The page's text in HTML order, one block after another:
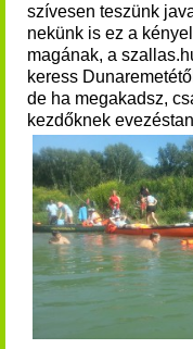
szívesen teszünk
nekünk is ez a
magának, a
keress
de ha megakadsz,
kezdőknek